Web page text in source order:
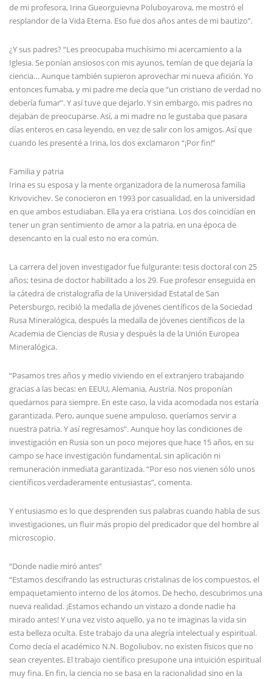
de mi profesora, Irina Gueorguievna Poluboyarova, me mostró el
resplandor de la Vida Eterna. Eso fue dos años antes de mi bautizo”.
¿Y sus padres? “Les preocupaba muchísimo mi acercamiento a la
Iglesia. Se ponían ansiosos con mis ayunos, temían de que dejaría la
ciencia… Aunque también supieron aprovechar mi nueva afición. Yo
entonces fumaba, y mi padre me decía que “un cristiano de verdad no
debería fumar”. Y así tuve que dejarlo. Y sin embargo, mis padres no
dejaban de preocuparse. Así, a mi madre no le gustaba que pasara
días enteros en casa leyendo, en vez de salir con los amigos. Así que
cuando les presenté a Irina, los dos exclamaron “¡Por fin!”
Familia y patria
Irina es su esposa y la mente organizadora de la numerosa familia
Krivovichev. Se conocieron en 1993 por casualidad, en la universidad
en que ambos estudiaban. Ella ya era cristiana. Los dos coincidían en
tener un gran sentimiento de amor a la patria, en una época de
desencanto en la cual esto no era común.
La carrera del joven investigador fue fulgurante: tesis doctoral con 25
años; tesina de doctor habilitado a los 29. Fue profesor enseguida en
la cátedra de cristalografía de la Universidad Estatal de San
Petersburgo, recibió la medalla de jóvenes científicos de la Sociedad
Rusa Mineralógica, después la medalla de jóvenes científicos de la
Academia de Ciencias de Rusia y después la de la Unión Europea
Mineralógica.
“Pasamos tres años y medio viviendo en el extranjero trabajando
gracias a las becas: en EEUU, Alemania, Austria. Nos proponían
quedarnos para siempre. En este caso, la vida acomodada nos estaría
garantizada. Pero, aunque suene ampuloso, queríamos servir a
nuestra patria. Y así regresamos”. Aunque hoy las condiciones de
investigación en Rusia son un poco mejores que hace 15 años, en su
campo se hace investigación fundamental, sin aplicación ni
remuneración inmediata garantizada. “Por eso nos vienen sólo unos
científicos verdaderamente entusiastas”, comenta.
Y entusiasmo es lo que desprenden sus palabras cuando habla de sus
investigaciones, un fluir más propio del predicador que del hombre al
microscopio.
“Donde nadie miró antes”
“Estamos descifrando las estructuras cristalinas de los compuestos, el
empaquetamiento interno de los átomos. De hecho, descubrimos una
nueva realidad. ¡Estamos echando un vistazo a donde nadie ha
mirado antes! Y una vez visto aquello, ya no te imaginas la vida sin
esta belleza oculta. Este trabajo da una alegría intelectual y espiritual.
Como decía el académico N.N. Bogoliubov, no existen físicos que no
sean creyentes. El trabajo científico presupone una intuición espiritual
muy fina. En fin, la ciencia no se basa en la racionalidad sino en la